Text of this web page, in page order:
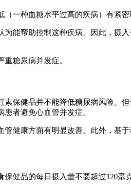
一种血糖水平过高的疾病）有紧密
能帮助控制这种疾病。因此，摄
糖尿病并发症。
保健品并不能降低糖尿病风险。
者避免心血管并发症。
健康方面有明显改善。此外，基
健品的每日摄入量不要超过120